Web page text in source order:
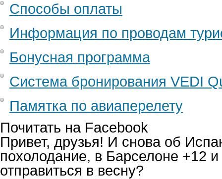
Способы оплаты
Информация по проводам
Бонусная программа
Система бронирования VEDI
Памятка по авиаперелету
Почитать на Facebook
Привет, друзья! И снова об
похолодание, в Барселоне +12
отправиться в весну?